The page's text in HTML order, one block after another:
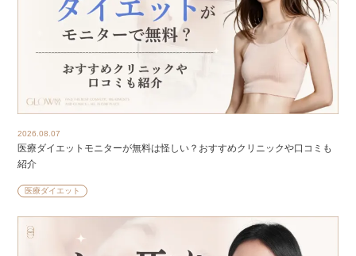
2026.08.07
医療ダイエットモニターが無料は怪しい？おすすめクリニックや口コミも
紹介
医療ダイエット